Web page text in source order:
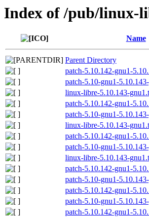
Index of /pub/linux-
Name
Parent Directory
patch-5.10.142-gnu1-
patch-5.10-gnu1-
linux-libre-5.10.143-
patch-5.10.142-gnu1-
patch-5.10-gnu1-
linux-libre-5.10.143-
patch-5.10.142-gnu1-
patch-5.10-gnu1-
linux-libre-5.10.143-
patch-5.10.142-gnu1-
patch-5.10-gnu1-
patch-5.10.142-gnu1-
patch-5.10-gnu1-
patch-5.10.142-gnu1-